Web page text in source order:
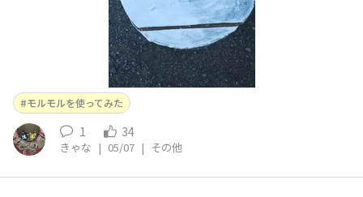
モルモルを使ってみた
1 34
きゃな | 05/07 | その他